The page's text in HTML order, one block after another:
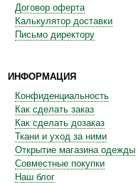
Договор оферта
Калькулятор доставки
Письмо директору
ИНФОРМАЦИЯ
Конфиденциальность
Как сделать заказ
Как сделать дозаказ
Ткани и уход за ними
Открытие магазина одежды
Совместные покупки
Наш блог